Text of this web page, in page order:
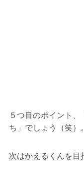
５つ目のポイント
ち」でしょう（笑）。
次はかえるくんを目